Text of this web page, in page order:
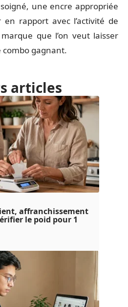
une encre appropriée
en rapport avec l’activité de
que l’on veut laisser
combo gagnant.
articles
affranchissement
le poid pour 1